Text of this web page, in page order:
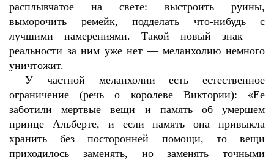
расплывчатое на свете: выстроить руины,
выморочить ремейк, подделать что-нибудь с
лучшими намерениями. Такой новый знак —
реальности за ним уже нет — меланхолию немного
уничтожит.
У частной меланхолии есть естественное
ограничение (речь о королеве Виктории): «Ее
заботили мертвые вещи и память об умершем
принце Альберте, и если память она привыкла
хранить без посторонней помощи, то вещи
приходилось заменять, но заменять точными